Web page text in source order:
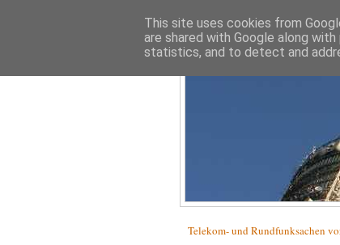
Telekom- und Rundfunksachen
This site uses cookies from
are shared with Google along
statistics, and to detect and